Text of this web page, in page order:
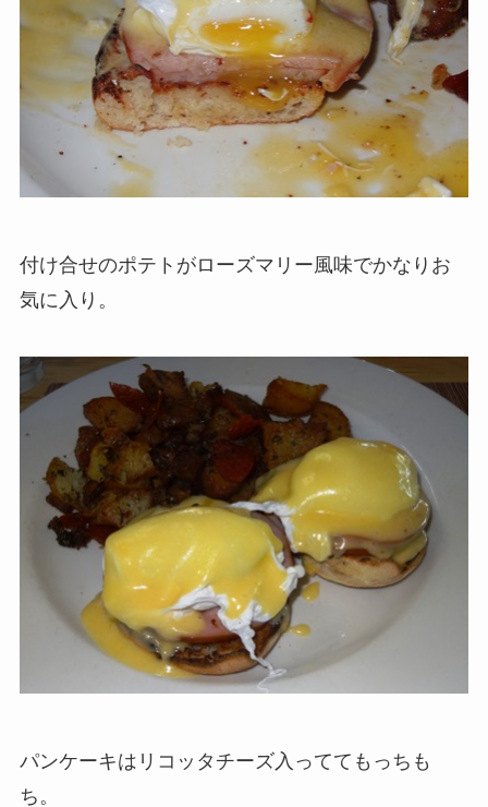
付け合せのポテトがローズマリー風味でかなりお
気に入り。
パンケーキはリコッタチーズ入っててもっちも
ち。